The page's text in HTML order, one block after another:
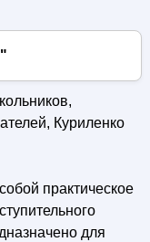
Куриленко
практическое
для